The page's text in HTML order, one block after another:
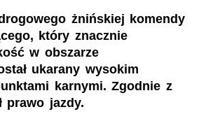
żnińskiej komendy
który znacznie
w obszarze
ukarany wysokim
karnymi. Zgodnie z
prawo jazdy.